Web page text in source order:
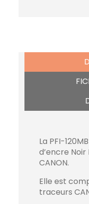
La PFI-
d’encre
CANON.
Elle est
traceurs